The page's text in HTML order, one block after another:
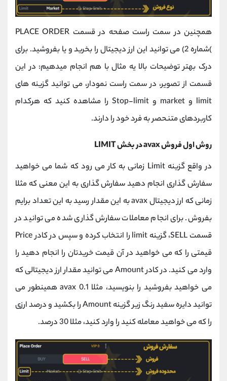
همچنین در سمت راست صفحه در قسمت PLACE ORDER
)شماره 2) می توانید این ارز دیجیتال را بخرید و یا بفروشید. برای
درک بهتر توضیحات بالا یه مثال با هم انجام میدهیم: در این
قسمت از تصویر، در سمت راست نمودار، می توانید گزینه های
limit و market و Stop-limit را مشاهده کنید که هرکدام
کاربردهای متنحصر به فرد خود را دارند.
روش اول فروش avax در بخش LIMIT
در واقع گزینه Limit زمانی به کار می رود که شما می خواهید
سفارش گذاری انجام دهید سفارش گذاری به این معنی که مثلا
زمانی که ارز دیجیتال avax به این مقدار رسید به این تعداد برایم
بفروش. برای انجام معاملات سفارش گذاری شده می توانید در
قسمت SELL، گزینه limit را انتخاب کرده و سپس در کادر Price
قیمتی را که می خواهید در آن قیمت خریدتان را انجام دهید را
وارد می کنید. در کادر Amount می توانید مقدار ارز دیجیتالی که
می خواهید بفروشید را بنویسید، مثلا 0.1 avax همینطور می
توانید دایره سفید رنگ زیر گزینه Amount را بکشید و درصد ارزی
را که می خواهید معامله کنید را وارد کنید، مثلا 30 درصد.